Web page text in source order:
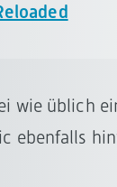
wie üblich
ebenfalls